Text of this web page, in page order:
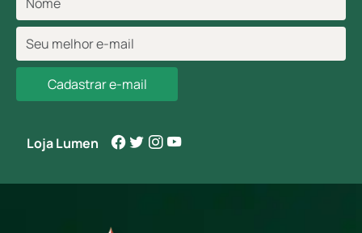
Cadastrar e-mail
Loja Lumen